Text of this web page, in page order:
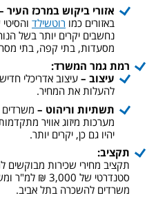
אזורי ביקוש במרכז העיר
באזורים כמו רוטשילד
נחשבים יקרים יותר בשל
מסעדות, בתי קפה, בתי
רמת גמר המשרד:
עיצוב – עיצוב אדריכלי
להעלות את המחיר.
תשתיות וריהוט –
מערכות מיזוג אוויר
יהיו גם כן, יקרים יותר.
תקציב:
תקציב מחירי שכירות מבוקשים
סטנדרטי של
משרדים להשכרה בתל אביב.